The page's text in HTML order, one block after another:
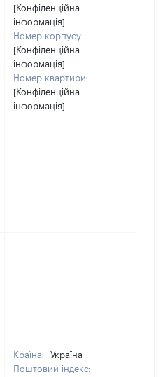
[Конфіденційна
інформація]
Номер корпусу:
[Конфіденційна
інформація]
Номер квартири:
[Конфіденційна
інформація]
Країна:
Україна
Поштовий індекс: